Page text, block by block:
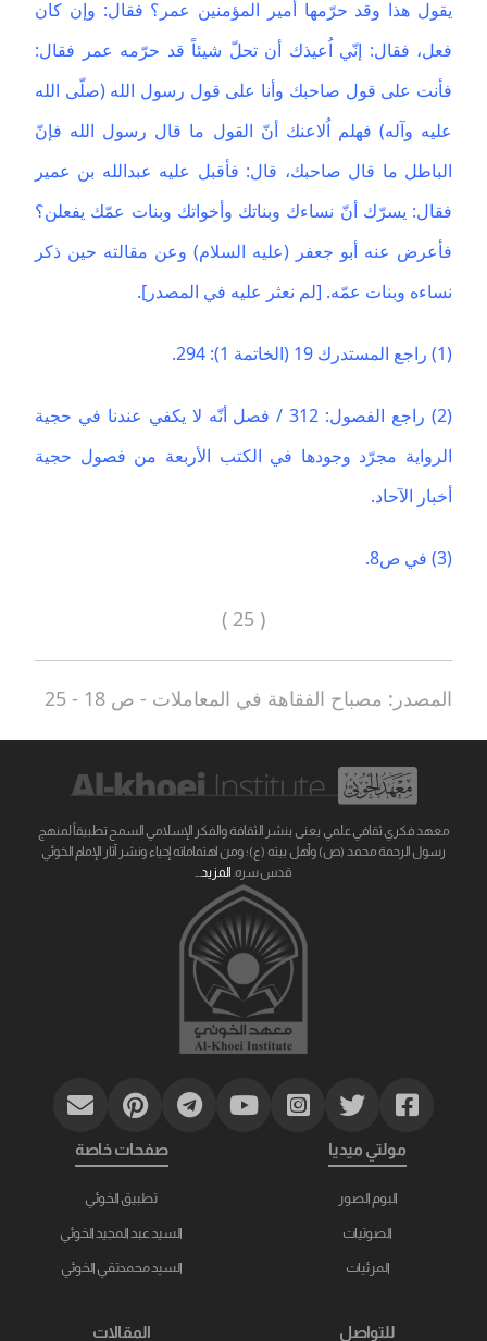
يقول هذا وقد حرّمها أمير المؤمنين عمر؟ فقال: وإن كان
فعل، فقال: إنّي اُعيذك أن تحلّ شيئاً قد حرّمه عمر فقال:
فأنت على قول صاحبك وأنا على قول رسول الله (صلّى الله
عليه وآله) فهلم اُلاعنك أنّ القول ما قال رسول الله فإنّ
الباطل ما قال صاحبك، قال: فأقبل عليه عبدالله بن عمير
فقال: يسرّك أنّ نساءك وبناتك وأخواتك وبنات عمّك يفعلن؟
فأعرض عنه أبو جعفر (عليه السلام) وعن مقالته حين ذكر
نساءه وبنات عمّه. [لم نعثر عليه في المصدر].
(1) راجع المستدرك 19 (الخاتمة 1): 294.
(2) راجع الفصول: 312 / فصل أنّه لا يكفي عندنا في حجية
الرواية مجرّد وجودها في الكتب الأربعة من فصول حجية
أخبار الآحاد.
(3) في ص8.
( 25 )
المصدر: مصباح الفقاهة في المعاملات - ص 18 - 25
معهد فكري ثقافي علمي يعنى بنشر الثقافة والفكر الإسلامي السمح تطبيقاً لمنهج
رسول الرحمة محمد (ص) وأهل بيته (ع)؛ ومن اهتماماته إحياء ونشر آثار الإمام الخوئي
قدس سره. المزيد...
مولتي ميديا
البوم الصور
الصوتيات
المرئيات
صفحات خاصة
تطبيق الخوئي
السيد عبد المجيد الخوئي
السيد محمدتقي الخوئي
للتواصل المقالات